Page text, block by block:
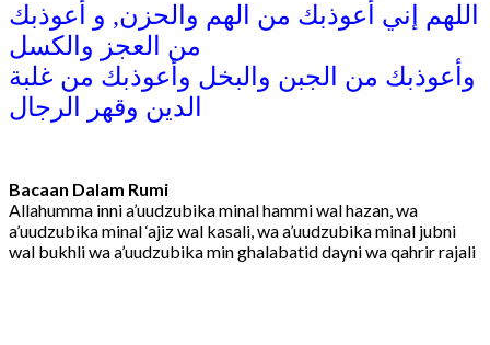
اللهم إني أعوذبك من الهم والحزن, و أعوذبك
من العجز والكسل
وأعوذبك من الجبن والبخل وأعوذبك من غلبة
الدين وقهر الرجال
Bacaan Dalam Rumi
Allahumma inni a’uudzubika minal hammi wal hazan, wa
a’uudzubika minal ‘ajiz wal kasali, wa a’uudzubika minal jubni
wal bukhli wa a’uudzubika min ghalabatid dayni wa qahrir rajali